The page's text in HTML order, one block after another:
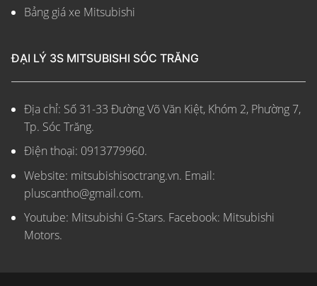
Bảng giá xe Mitsubishi
ĐẠI LÝ 3S MITSUBISHI SÓC TRĂNG
Địa chỉ: Số 31-33 Đường Võ Văn Kiệt, Khóm 2, Phường 7,
Tp. Sóc Trăng.
Điện thoại: 0913779960.
Website: mitsubishisoctrang.vn. Email:
pluscantho@gmail.com.
Youtube: Mitsubishi G-Stars. Facebook: Mitsubishi
Motors.